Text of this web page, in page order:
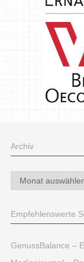
Archiv
Archiv
Empfehlenswerte
GenussBalance –